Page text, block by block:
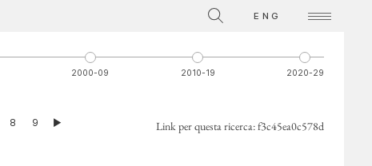
La Collezione ENG
2000-09 2010-19 2020-29
8 9 ► Link per questa ricerca:f3c45ea0c578d